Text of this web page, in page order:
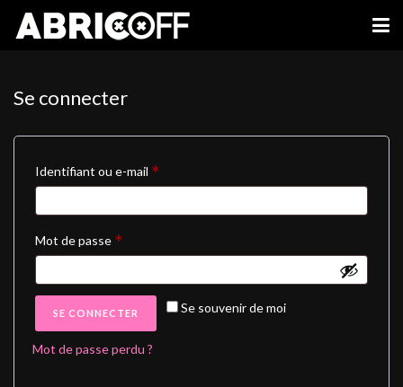
Se connecter
Identifiant ou e-mail *
Mot de passe *
Se souvenir de moi
SE CONNECTER
Mot de passe perdu ?